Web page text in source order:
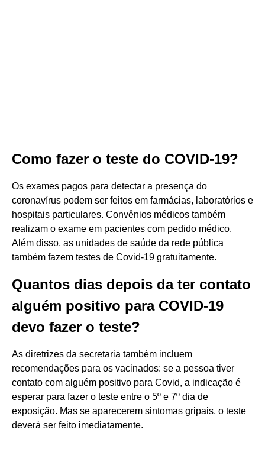
Como fazer o teste do COVID-19?
Os exames pagos para detectar a presença do
coronavírus podem ser feitos em farmácias, laboratórios e
hospitais particulares. Convênios médicos também
realizam o exame em pacientes com pedido médico.
Além disso, as unidades de saúde da rede pública
também fazem testes de Covid-19 gratuitamente.
Quantos dias depois da ter contato
alguém positivo para COVID-19
devo fazer o teste?
As diretrizes da secretaria também incluem
recomendações para os vacinados: se a pessoa tiver
contato com alguém positivo para Covid, a indicação é
esperar para fazer o teste entre o 5º e 7º dia de
exposição. Mas se aparecerem sintomas gripais, o teste
deverá ser feito imediatamente.